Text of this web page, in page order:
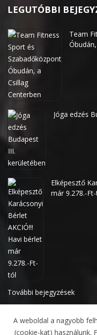
A weboldal a nagyobb
(cookie-kat) használunk.
LEGUTÓBBI
Team
Jóga edzés
Elképesztő
már 9.278.-
További bejegyzések